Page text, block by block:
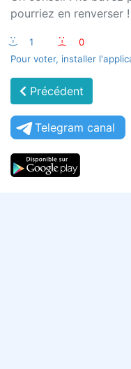
pourriez en renverser !
:-) 1 :-(
0
Pour voter, installer
Précédent
Telegram canal